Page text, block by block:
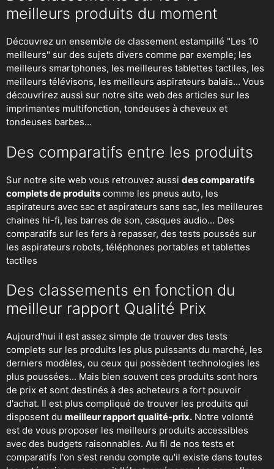
meilleurs produits du moment
Découvrez un ensemble de classement estampillé "Les 10
meilleurs" sur des sujets divers comme par exemple; les
meilleurs smartphones, les meilleures tablettes tactiles, les
meilleurs télévisons, les meilleurs aspirateurs balais... Vous
découvrirez aussi sur notre site web des articles sur les
imprimantes multifonction, tondeuses à cheveux et
tondeuses barbes...
Des comparatifs entre les produits
Sur notre site web vous retrouvez aussi des comparatifs
complets de produits comme les pneus auto, les
aspirateurs avec sac et aspirateurs sans sac, les meilleures
chaines hi-fi, les barres de son, casques audio... Des
comparatifs sur les fers à repasser, des tests poussés sur
les aspirateurs robots, téléphones portables et tablettes
tactiles
Des classements en fonction du
meilleur rapport Qualité Prix
Aujourd'hui il est assez simple de trouver des tests
complets sur les produits les plus puissants du marché, les
derniers modèles, ou ceux qui possèdent technologies les
plus poussées... Mais bien souvent ces produits sont hors
de prix et sont destinés à des acheteurs a fort pouvoir
d'achat. Il est plus compliqué de trouver les produits qui
disposent du meilleur rapport qualité-prix. Notre volonté
est de vous proposer les meilleurs produits accessibles
avec des budgets raisonnables. Au fil de nos tests et
comparatifs l'on s'est rendu compte qu'il existe dans toutes